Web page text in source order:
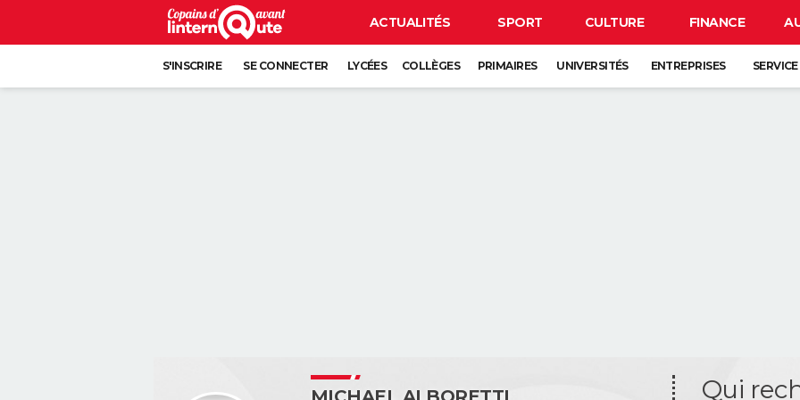
ACTUALITÉS SPORT CULTURE FINANCE
S'INSCRIRE SE CONNECTER LYCÉES COLLÈGES PRIMAIRES UNIVERSITÉS ENTREPRISES
Qui